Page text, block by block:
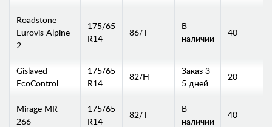
Roadstone
Eurovis Alpine
2
175/65
R14
86/T
В
наличии
40
Gislaved
EcoControl
175/65
R14
82/H
Заказ 3-
5 дней
20
Mirage MR-
266
175/65
R14
82/T
В
наличии
40